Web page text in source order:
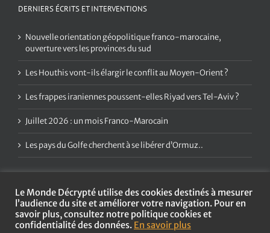
DERNIERS ÉCRITS ET INTERVENTIONS
Nouvelle orientation géopolitique franco-marocaine,
ouverture vers les provinces du sud
Les Houthis vont-ils élargir le conflit au Moyen-Orient ?
Les frappes iraniennes poussent-elles Riyad vers Tel-Aviv ?
Juillet 2026 : un mois Franco-Marocain
Les pays du Golfe cherchent à se libérer d’Ormuz..
Copyright2026 Le Monde Décrypté | Tous droits réservés |
Le Monde Décrypté utilise des cookies destinés à mesurer
l’audience du site et améliorer votre navigation. Pour en
savoir plus, consultez notre politique cookies et
confidentialité des données. En savoir plus